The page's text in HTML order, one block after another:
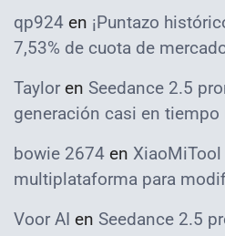
qp924 en ¡Puntazo
7,53% de cuota de
Taylor en Seedance 2.5
generación casi en tiempo
bowie 2674 en XiaoMiTool
multiplataforma para
Voor AI en Seedance 2.5